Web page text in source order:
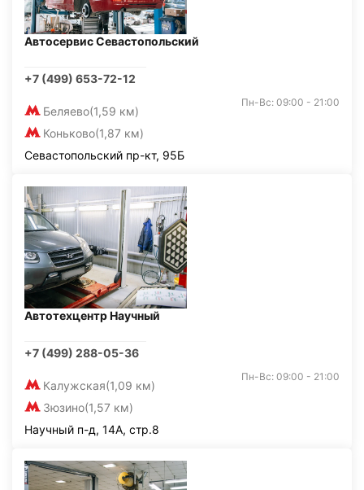
Автосервис Севастопольский
+7 (499) 653-72-12
Беляево(1,59 км)
Коньково(1,87 км)
Пн-Вс: 09:00 - 21:00
Севастопольский пр-кт, 95Б
Автотехцентр Научный
+7 (499) 288-05-36
Калужская(1,09 км)
Зюзино(1,57 км)
Пн-Вс: 09:00 - 21:00
Научный п-д, 14А, стр.8